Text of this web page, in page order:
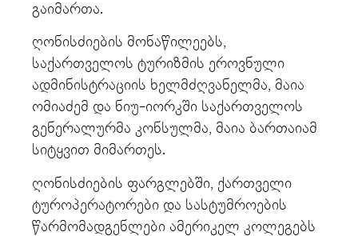
გაიმართა.
ღონისძიების მონაწილეებს,
საქართველოს ტურიზმის ეროვნული
ადმინისტრაციის ხელმძღვანელმა, მაია
ომიაძემ და ნიუ-იორკში საქართველოს
გენერალურმა კონსულმა, მაია ბართაიამ
სიტყვით მიმართეს.
ღონისძიების ფარგლებში, ქართველი
ტუროპერატორები და სასტუმროების
წარმომადგენლები ამერიკელ კოლეგებს